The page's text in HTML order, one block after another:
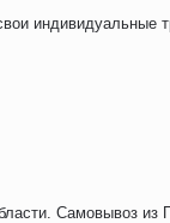
индивидуальные
Самовывоз из